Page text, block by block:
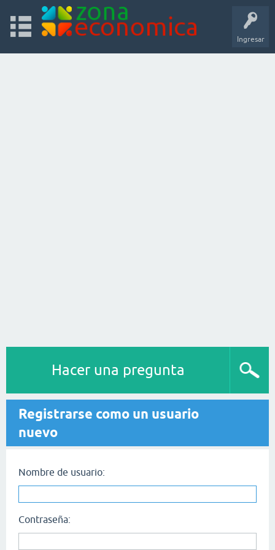
Ingresar
Hacer una pregunta
Registrarse como un usuario
nuevo
Nombre de usuario:
Contraseña: